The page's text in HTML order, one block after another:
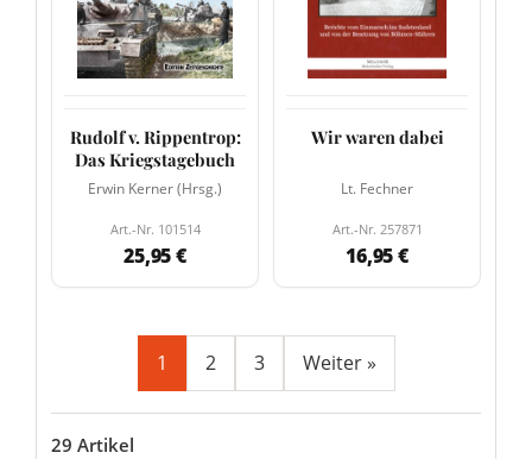
Rudolf v. Rippentrop:
Das Kriegstagebuch
Erwin Kerner (Hrsg.)
Art.-Nr. 101514
25,95 €
Wir waren dabei
Lt. Fechner
Art.-Nr. 257871
16,95 €
1 2 3 Weiter »
29 Artikel